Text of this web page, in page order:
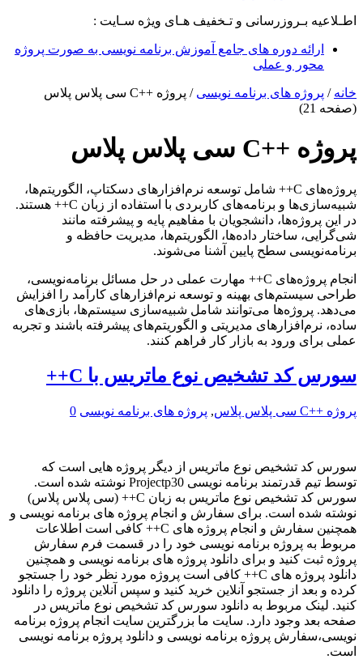
اطـلاعیه بـروزرسانی و تـخفیف هـای ویژه سـایت :
ارائه دوره های جامع آموزش برنامه نویسی به صورت پروژه
محور و عملی
خانه / پروژه های برنامه نویسی / پروژه ++C سی پلاس پلاس
(صفحه 21)
پروژه ++C سی پلاس پلاس
پروژه‌های C++ شامل توسعه نرم‌افزارهای دسکتاپ، الگوریتم‌ها،
شبیه‌سازی‌ها و برنامه‌های کاربردی با استفاده از زبان C++ هستند.
در این پروژه‌ها، دانشجویان با مفاهیم پایه و پیشرفته مانند
شی‌گرایی، ساختار داده‌ها، الگوریتم‌ها، مدیریت حافظه و
برنامه‌نویسی سطح پایین آشنا می‌شوند.
انجام پروژه‌های C++ مهارت عملی در حل مسائل برنامه‌نویسی،
طراحی سیستم‌های بهینه و توسعه نرم‌افزارهای کارآمد را افزایش
می‌دهد. پروژه‌ها می‌توانند شامل شبیه‌سازی سیستم‌ها، بازی‌های
ساده، نرم‌افزارهای مدیریتی و الگوریتم‌های پیشرفته باشند و تجربه
عملی برای ورود به بازار کار فراهم کنند.
سورس کد تشخیص نوع ماتریس با C++
پروژه ++C سی پلاس پلاس , پروژه های برنامه نویسی 0
سورس کد تشخیص نوع ماتریس از دیگر پروژه هایی است که
توسط تیم قدرتمند برنامه نویسی Projectp30 نوشته شده است.
سورس کد تشخیص نوع ماتریس به زبان C++ (سی پلاس پلاس)
نوشته شده است. برای سفارش و انجام پروژه های برنامه نویسی و
همچنین سفارش و انجام پروژه های C++ کافی است اطلاعات
مربوط به پروژه برنامه نویسی خود را در قسمت فرم سفارش
پروژه ثبت کنید و برای دانلود پروژه های برنامه نویسی و همچنین
دانلود پروژه های C++ کافی است پروژه مورد نظر خود را جستجو
کرده و بعد از جستجو آنلاین خرید کنید و سپس آنلاین پروژه را دانلود
کنید. لینک مربوط به دانلود سورس کد تشخیص نوع ماتریس در
صفحه بعد وجود دارد. سایت ما بزرگترین سایت انجام پروژه برنامه
نویسی،سفارش پروژه برنامه نویسی و دانلود پروژه برنامه نویسی
است.